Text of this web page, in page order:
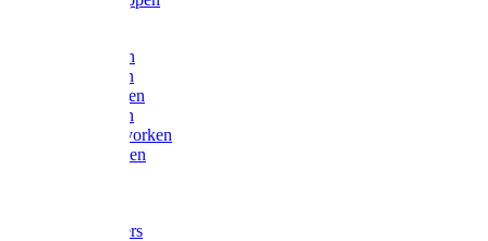
Hooivorken
Mestvorken
Bietenvorken
Maisvorken
Aardappelvorken
Vijgenvorken
Tuinkrabbers